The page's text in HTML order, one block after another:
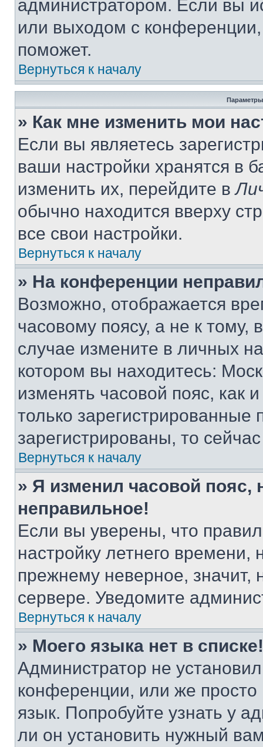
администратором. Если вы
или выходом с
поможет.
Вернуться к началу
Параметры
» Как мне изменить мои
Если вы являетесь
ваши настройки хранятся в
изменить их, перейдите в
обычно находится вверху
все свои настройки.
Вернуться к началу
» На конференции
Возможно, отображается
часовому поясу, а не к тому,
случае измените в личных
котором вы находитесь:
изменять часовой пояс, как
только
зарегистрированы, то
Вернуться к началу
» Я изменил часовой пояс,
неправильное!
Если вы уверены, что
настройку летнего
прежнему неверное, значит,
сервере. Уведомите
Вернуться к началу
» Моего языка нет в списке!
Администратор не
конференции, или же
язык. Попробуйте узнать у
ли он установить нужный